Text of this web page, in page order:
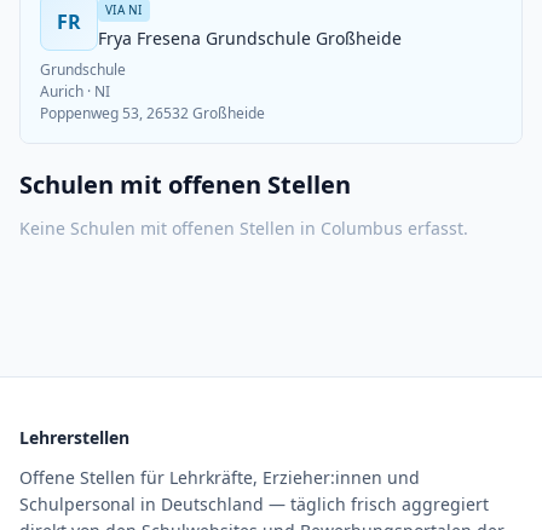
FR VIA NI
Frya Fresena Grundschule Großheide
Grundschule
Aurich · NI
Poppenweg 53, 26532 Großheide
Schulen mit offenen Stellen
Keine Schulen mit offenen Stellen in Columbus erfasst.
Lehrerstellen
Offene Stellen für Lehrkräfte, Erzieher:innen und
Schulpersonal in Deutschland — täglich frisch aggregiert